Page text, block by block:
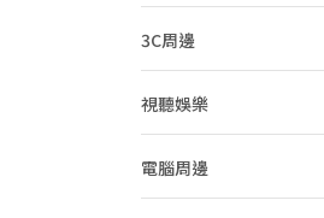
3C周邊
視聽娛樂
電腦周邊